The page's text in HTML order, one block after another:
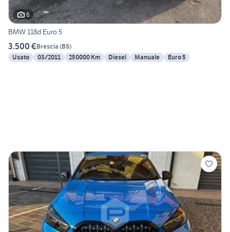
6
BMW 118d Euro 5
3.500 €Brescia (BS)
Usato
03/2011 250000 Km Diesel Manuale Euro 5